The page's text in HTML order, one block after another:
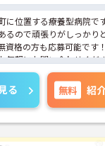
位置する療養型病院です
るので頑張りがしっかり
資格の方も応募可能です
気軽にお問い合わせくだ
る 無料 紹